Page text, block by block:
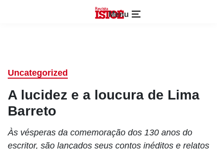
Menu
Uncategorized
A lucidez e a loucura de Lima
Barreto
Às vésperas da comemoração dos 130 anos do
escritor, são lançados seus contos inéditos e relatos